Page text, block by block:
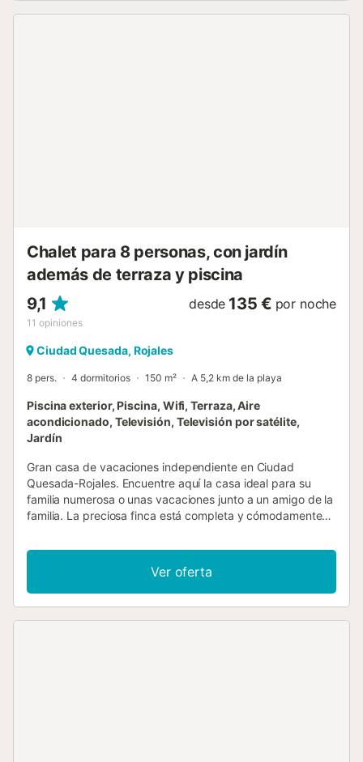
Chalet para 8 personas, con jardín
además de terraza y piscina
9,1
11 opiniones
desde 135 € por noche
Ciudad Quesada, Rojales
8 pers. 4 dormitorios 150 m² A 5,2 km de la playa
Piscina exterior, Piscina, Wifi, Terraza, Aire
acondicionado, Televisión, Televisión por satélite,
Jardín
Gran casa de vacaciones independiente en Ciudad
Quesada-Rojales. Encuentre aquí la casa ideal para su
familia numerosa o unas vacaciones junto a un amigo de la
familia. La preciosa finca está completa y cómodamente
como en casa. También podrá pasar un rato maravilloso en
el jardín, donde podrá ponerse cómodo en el porche y en
el solárium. La piscina será su punto de encuentro diario,
porque aquí se divertirá nadando y podrá refrescarse. La
Ver oferta